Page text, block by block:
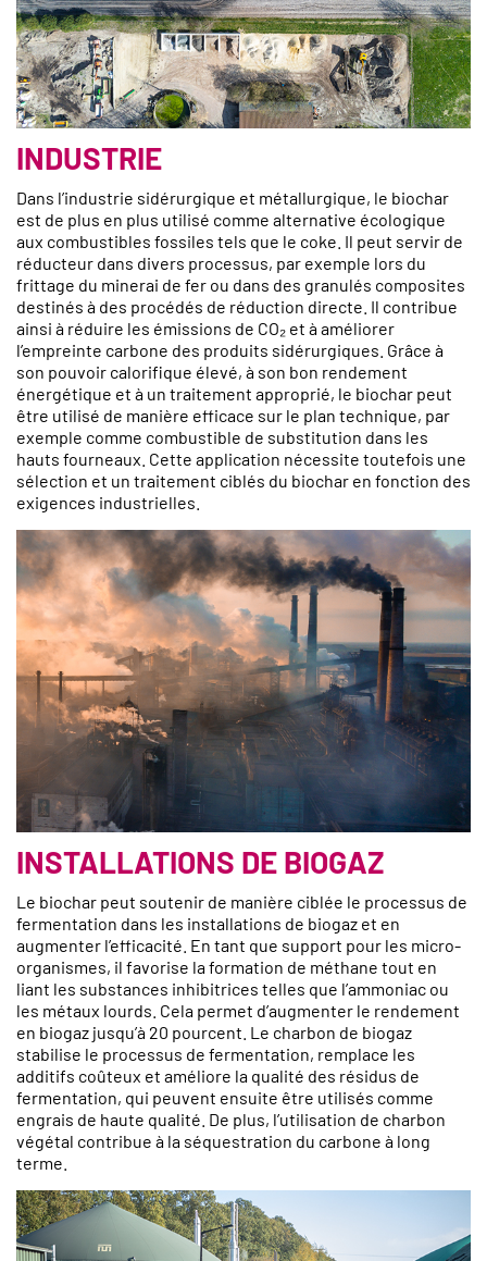
INDUSTRIE
Dans l’industrie sidérurgique et métallurgique, le biochar
est de plus en plus utilisé comme alternative écologique
aux combustibles fossiles tels que le coke. Il peut servir de
réducteur dans divers processus, par exemple lors du
frittage du minerai de fer ou dans des granulés composites
destinés à des procédés de réduction directe. Il contribue
ainsi à réduire les émissions de CO₂ et à améliorer
l’empreinte carbone des produits sidérurgiques. Grâce à
son pouvoir calorifique élevé, à son bon rendement
énergétique et à un traitement approprié, le biochar peut
être utilisé de manière efficace sur le plan technique, par
exemple comme combustible de substitution dans les
hauts fourneaux. Cette application nécessite toutefois une
sélection et un traitement ciblés du biochar en fonction des
exigences industrielles.
INSTALLATIONS DE BIOGAZ
Le biochar peut soutenir de manière ciblée le processus de
fermentation dans les installations de biogaz et en
augmenter l’efficacité. En tant que support pour les micro-
organismes, il favorise la formation de méthane tout en
liant les substances inhibitrices telles que l’ammoniac ou
les métaux lourds. Cela permet d’augmenter le rendement
en biogaz jusqu’à 20 pourcent. Le charbon de biogaz
stabilise le processus de fermentation, remplace les
additifs coûteux et améliore la qualité des résidus de
fermentation, qui peuvent ensuite être utilisés comme
engrais de haute qualité. De plus, l’utilisation de charbon
végétal contribue à la séquestration du carbone à long
terme.